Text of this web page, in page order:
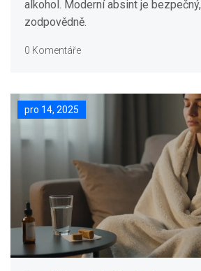
alkohol. Moderní absint je
zodpovědně.
0 Komentáře
pro 14, 2025